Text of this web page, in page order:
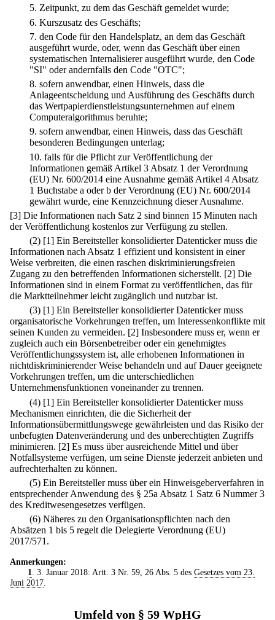
5. Zeitpunkt, zu dem das Geschäft gemeldet wurde;
6. Kurszusatz des Geschäfts;
7. den Code für den Handelsplatz, an dem das Geschäft
ausgeführt wurde, oder, wenn das Geschäft über einen
systematischen Internalisierer ausgeführt wurde, den Code
"SI" oder andernfalls den Code "OTC";
8. sofern anwendbar, einen Hinweis, dass die
Anlageentscheidung und Ausführung des Geschäfts durch
das Wertpapierdienstleistungsunternehmen auf einem
Computeralgorithmus beruhte;
9. sofern anwendbar, einen Hinweis, dass das Geschäft
besonderen Bedingungen unterlag;
10. falls für die Pflicht zur Veröffentlichung der
Informationen gemäß Artikel 3 Absatz 1 der Verordnung
(EU) Nr. 600/2014 eine Ausnahme gemäß Artikel 4 Absatz
1 Buchstabe a oder b der Verordnung (EU) Nr. 600/2014
gewährt wurde, eine Kennzeichnung dieser Ausnahme.
[3] Die Informationen nach Satz 2 sind binnen 15 Minuten nach
der Veröffentlichung kostenlos zur Verfügung zu stellen.
(2) [1] Ein Bereitsteller konsolidierter Datenticker muss die
Informationen nach Absatz 1 effizient und konsistent in einer
Weise verbreiten, die einen raschen diskriminierungsfreien
Zugang zu den betreffenden Informationen sicherstellt. [2] Die
Informationen sind in einem Format zu veröffentlichen, das für
die Marktteilnehmer leicht zugänglich und nutzbar ist.
(3) [1] Ein Bereitsteller konsolidierter Datenticker muss
organisatorische Vorkehrungen treffen, um Interessenkonflikte mit
seinen Kunden zu vermeiden. [2] Insbesondere muss er, wenn er
zugleich auch ein Börsenbetreiber oder ein genehmigtes
Veröffentlichungssystem ist, alle erhobenen Informationen in
nichtdiskriminierender Weise behandeln und auf Dauer geeignete
Vorkehrungen treffen, um die unterschiedlichen
Unternehmensfunktionen voneinander zu trennen.
(4) [1] Ein Bereitsteller konsolidierter Datenticker muss
Mechanismen einrichten, die die Sicherheit der
Informationsübermittlungswege gewährleisten und das Risiko der
unbefugten Datenveränderung und des unberechtigten Zugriffs
minimieren. [2] Es muss über ausreichende Mittel und über
Notfallsysteme verfügen, um seine Dienste jederzeit anbieten und
aufrechterhalten zu können.
(5) Ein Bereitsteller muss über ein Hinweisgeberverfahren in
entsprechender Anwendung des § 25a Absatz 1 Satz 6 Nummer 3
des Kreditwesengesetzes verfügen.
(6) Näheres zu den Organisationspflichten nach den
Absätzen 1 bis 5 regelt die Delegierte Verordnung (EU)
2017/571.
Anmerkungen:
1. 3. Januar 2018: Artt. 3 Nr. 59, 26 Abs. 5 des Gesetzes vom 23.
Juni 2017.
Umfeld von § 59 WpHG